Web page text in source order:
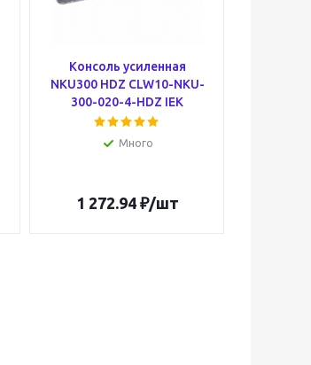
Консоль усиленная
NKU300 HDZ CLW10-NKU-
300-020-4-HDZ IEK
Много
1 272.94₽/шт